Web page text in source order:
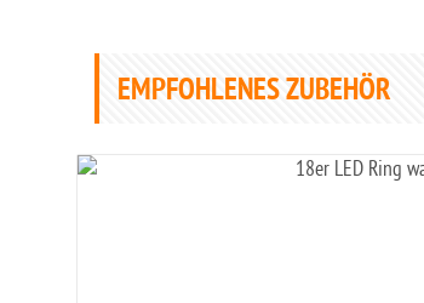
EMPFOHLENES ZUBEHÖR